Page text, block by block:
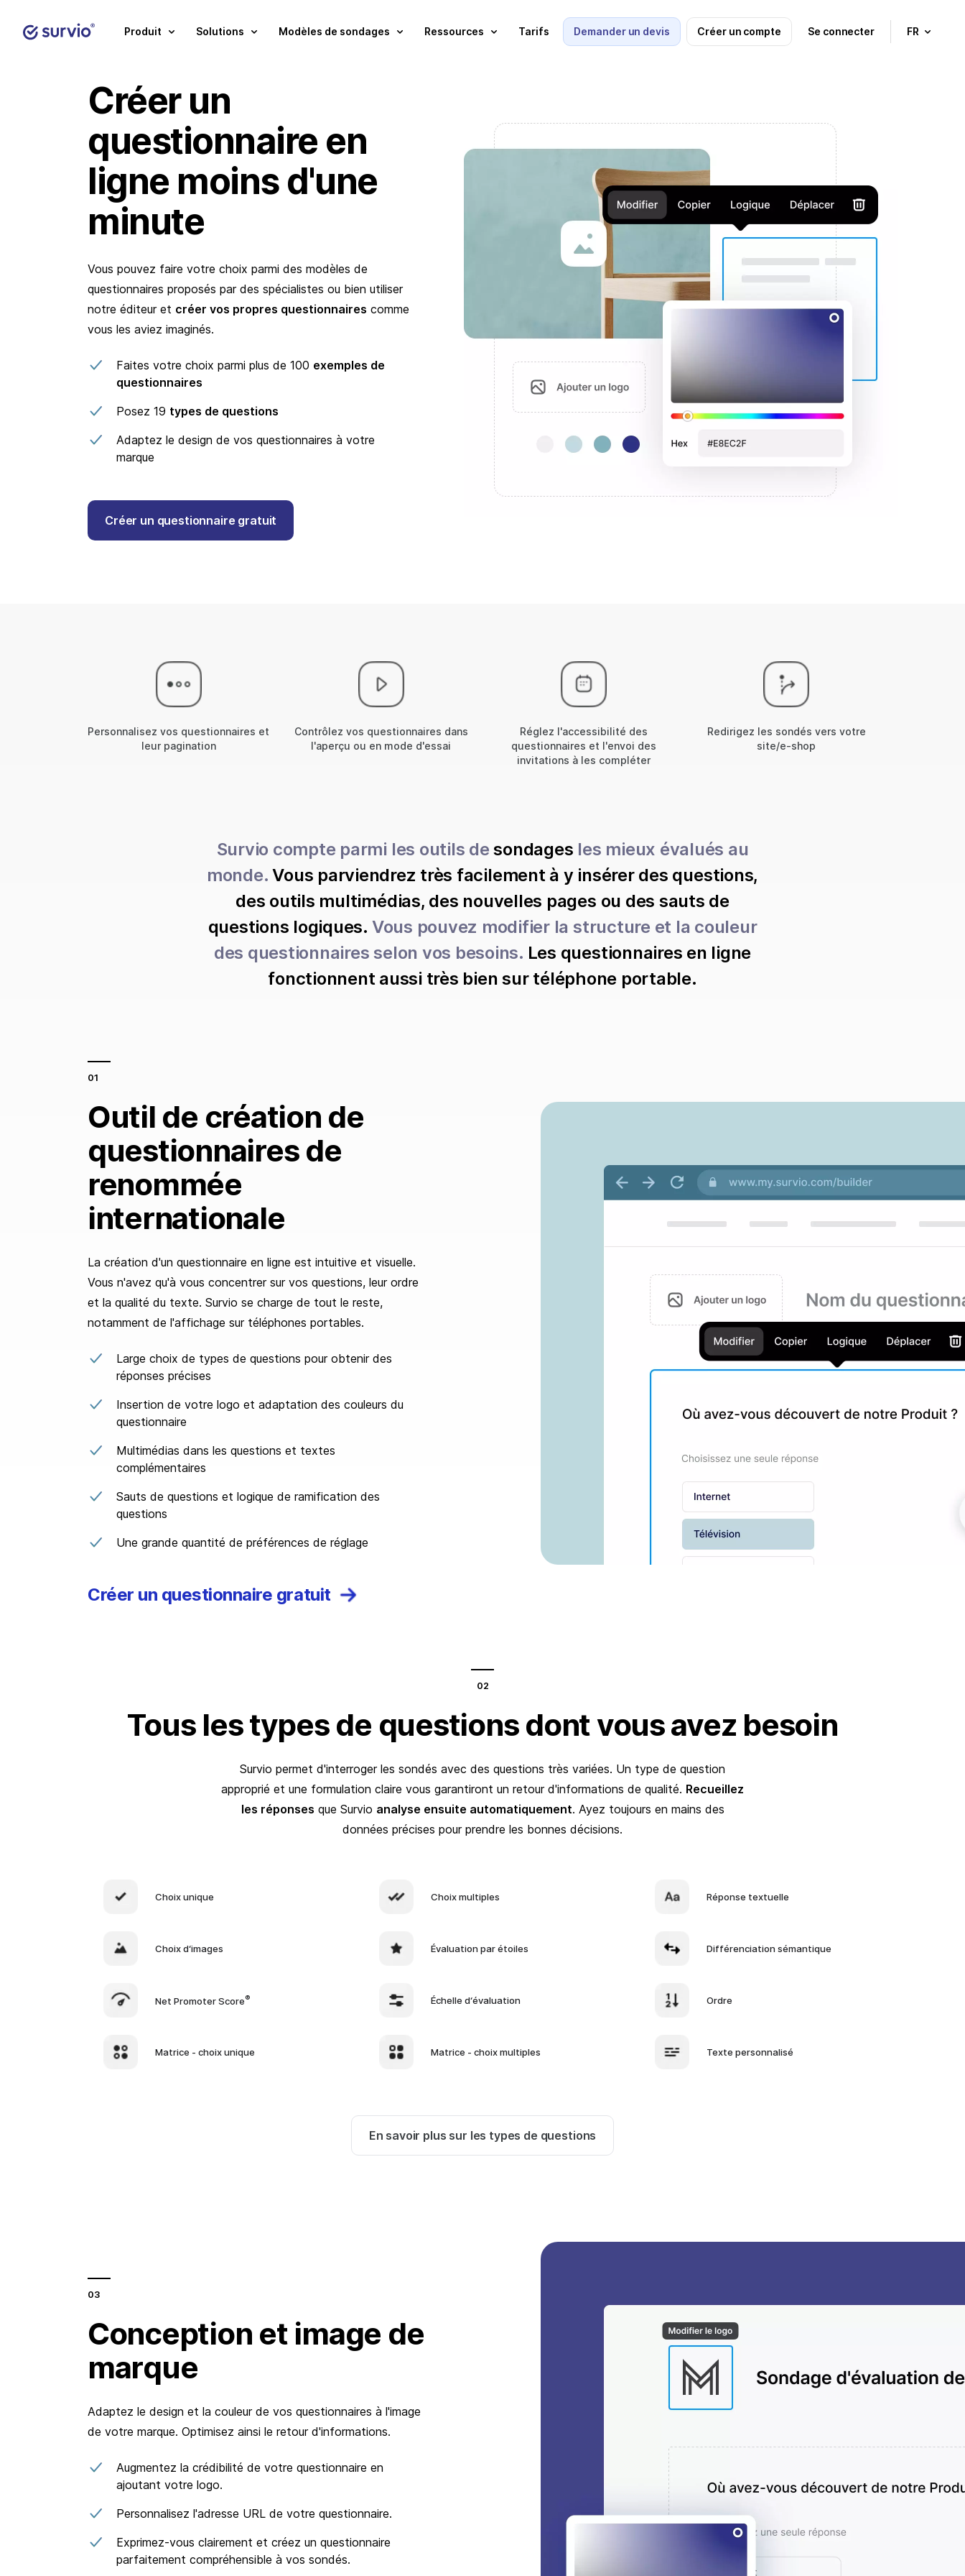
Demander un devis Créer un compte Se connecter FR
Produit Solutions Modèles de sondages Ressources Tarifs
Créer un
questionnaire en
ligne moins d'une
minute
Vous pouvez faire votre choix parmi des modèles de
questionnaires proposés par des spécialistes ou bien utiliser
notre éditeur et créer vos propres questionnaires comme
vous les aviez imaginés.
Faites votre choix parmi plus de 100 exemples de
questionnaires
Posez 19 types de questions
Adaptez le design de vos questionnaires à votre
marque
Créer un questionnaire gratuit
Personnalisez vos questionnaires et
leur pagination
Contrôlez vos questionnaires dans
l'aperçu ou en mode d'essai
Réglez l'accessibilité des
questionnaires et l'envoi des
invitations à les compléter
Redirigez les sondés vers votre
site/e-shop
Survio compte parmi les outils desondages les mieux évalués au
monde.Vous parviendrez très facilement à y insérer des questions,
des outils multimédias, des nouvelles pages ou des sauts de
questions logiques. Vous pouvez modifier la structure et la couleur
des questionnaires selon vos besoins. Les questionnaires en ligne
fonctionnent aussi très bien sur téléphone portable.
Outil de création de
questionnaires de
renommée
internationale
La création d'un questionnaire en ligne est intuitive et visuelle.
Vous n'avez qu'à vous concentrer sur vos questions, leur ordre
et la qualité du texte. Survio se charge de tout le reste,
notamment de l'affichage sur téléphones portables.
Large choix de types de questions pour obtenir des
réponses précises
Insertion de votre logo et adaptation des couleurs du
questionnaire
Multimédias dans les questions et textes
complémentaires
Sauts de questions et logique de ramification des
questions
Une grande quantité de préférences de réglage
Créer un questionnaire gratuit
Tous les types de questions dont vous avez besoin
Survio permet d'interroger les sondés avec des questions très variées. Un type de question
approprié et une formulation claire vous garantiront un retour d'informations de qualité. Recueillez
les réponses que Survio analyse ensuite automatiquement. Ayez toujours en mains des
données précises pour prendre les bonnes décisions.
Choix unique Choix multiples Réponse textuelle
Choix d‘images Évaluation par étoiles Différenciation sémantique
Net Promoter Score® Échelle d‘évaluation Ordre
Matrice - choix unique Matrice - choix multiples Texte personnalisé
En savoir plus sur les types de questions
Conception et image de
marque
Adaptez le design et la couleur de vos questionnaires à l'image
de votre marque. Optimisez ainsi le retour d'informations.
Augmentez la crédibilité de votre questionnaire en
ajoutant votre logo.
Personnalisez l'adresse URL de votre questionnaire.
Exprimez-vous clairement et créez un questionnaire
parfaitement compréhensible à vos sondés.